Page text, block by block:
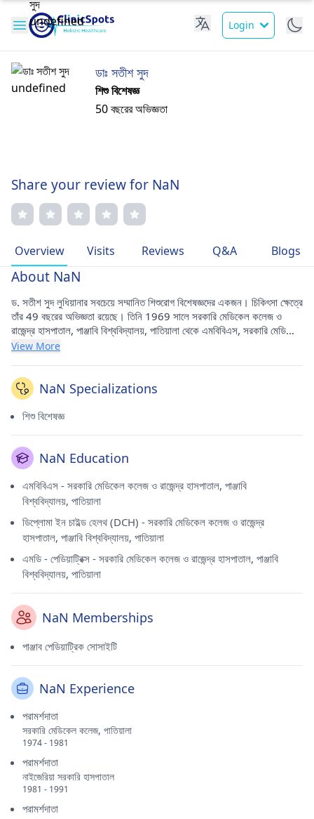
Login
ডাঃ সতীশ সুদ
শিশু বিশেষজ্ঞ
50 বছরের অভিজ্ঞতা
Share your review for NaN
Overview Visits Reviews Q&A Blogs
About NaN
ড. সতীশ সুদ লুধিয়ানার সবচেয়ে সম্মানিত শিশুরোগ বিশেষজ্ঞদের একজন। চিকিৎসা ক্ষেত্রে
তাঁর 49 বছরের অভিজ্ঞতা রয়েছে। তিনি 1969 সালে সরকারি মেডিকেল কলেজ ও
রাজেন্দ্র হাসপাতাল, পাঞ্জাবি বিশ্ববিদ্যালয়, পাতিয়ালা থেকে এমবিবিএস, সরকারি মেডিকেল
কলেজ ও রাজেন্দ্র হাসপাতাল, পাঞ্জাবি বিশ্ববিদ্যালয়, পাতিয়ালা থেকে 1970 সালে শিশু
1974 সালে। তিনি মডেল টাউন (লুধিয়ানা) এর ডাঃ সতীশ সুদ ক্লিনিকে তার ঔষধের
অনুশীলন করেন। তিনি পাঞ্জাব পেডিয়াট্রিক সোসাইটির একজন সম্মানিত সদস্য।
View More
NaN Specializations
শিশু বিশেষজ্ঞ
NaN Education
এমবিবিএস - সরকারি মেডিকেল কলেজ ও রাজেন্দ্র হাসপাতাল, পাঞ্জাবি
বিশ্ববিদ্যালয়, পাতিয়ালা
ডিপ্লোমা ইন চাইল্ড হেলথ (DCH) - সরকারি মেডিকেল কলেজ ও রাজেন্দ্র
হাসপাতাল, পাঞ্জাবি বিশ্ববিদ্যালয়, পাতিয়ালা
এমডি - পেডিয়াট্রিক্স - সরকারি মেডিকেল কলেজ ও রাজেন্দ্র হাসপাতাল, পাঞ্জাবি
বিশ্ববিদ্যালয়, পাতিয়ালা
NaN Memberships
পাঞ্জাব পেডিয়াট্রিক সোসাইটি
NaN Experience
পরামর্শদাতা
সরকারি মেডিকেল কলেজ, পাতিয়ালা
1974 - 1981
পরামর্শদাতা
নাইজেরিয়া সরকারি হাসপাতাল
1981 - 1991
পরামর্শদাতা